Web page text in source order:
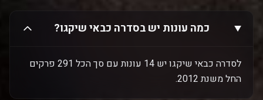
כמה עונות יש בסדרה כבאי שיקגו?
לסדרה כבאי שיקגו יש 14 עונות עם סך הכל 291 פרקים
החל משנת 2012.